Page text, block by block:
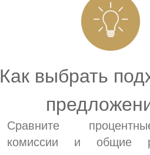
Как выбрать
Сравните
комиссии и общие